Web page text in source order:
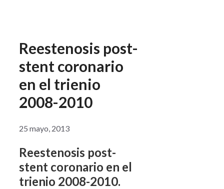
Reestenosis post-
stent coronario
en el trienio
2008-2010
25 mayo, 2013
Reestenosis post-
stent coronario en el
trienio 2008-2010.